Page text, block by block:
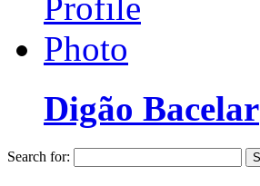
Digão Bacelar
Search for: